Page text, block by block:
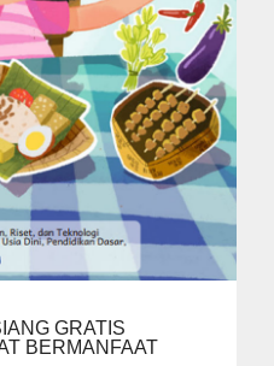
GRATIS
BERMANFAAT